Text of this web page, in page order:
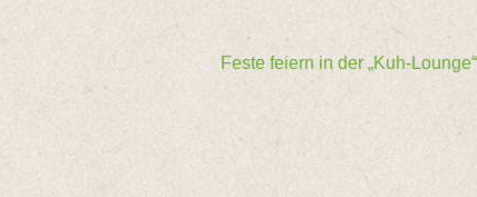
Feste feiern in der „Kuh-Lounge“